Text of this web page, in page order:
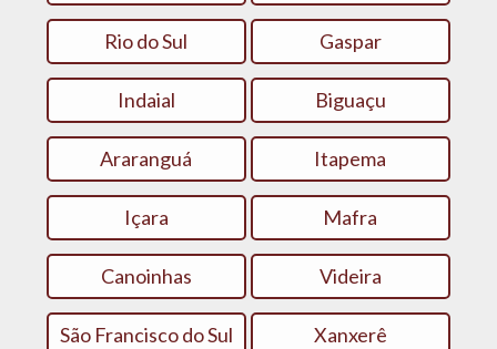
Rio do Sul Gaspar
Indaial Biguaçu
Araranguá Itapema
Içara Mafra
Canoinhas Videira
São Francisco do Sul Xanxerê